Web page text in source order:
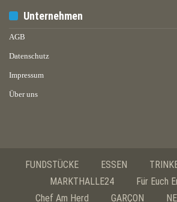
Unternehmen
AGB
Datenschutz
Impressum
Über uns
FUNDSTÜCKE ESSEN
MARKTHALLE24
Für Euch
Chef Am Herd
GARÇON